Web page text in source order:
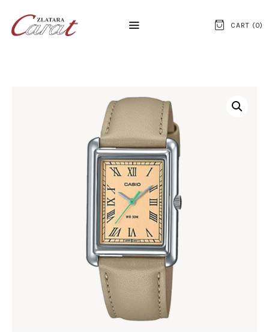
CART (0)
O NAMA
KONTAKT
SATOVI
SREBRNI NAKIT
ZLATNI NAKIT